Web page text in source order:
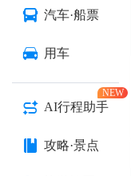
汽车·船票
用车
AI行程助手
NEW
攻略·景点